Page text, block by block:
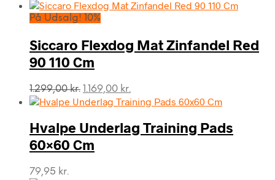
På Udsalg! 10%
Siccaro Flexdog Mat Zinfandel Red
90 110 Cm
1.299,00kr. Den
oprindelige
var:
1.299,00 kr..
1.169,00 kr.
aktuelle
er:
1.169,00 kr..
Hvalpe Underlag Training Pads
60×60 Cm
79,95 kr.